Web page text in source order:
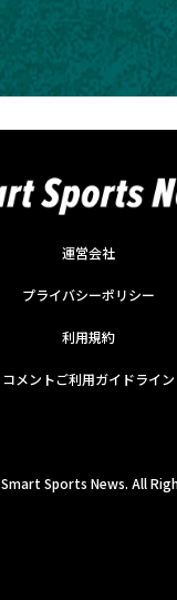
運営会社
プライバシーポリシー
利用規約
コメントご利用ガイドライン
Smart Sports News. All